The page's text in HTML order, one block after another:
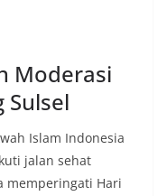
Moderasi
Sulsel
Islam Indonesia
jalan sehat
memperingati Hari